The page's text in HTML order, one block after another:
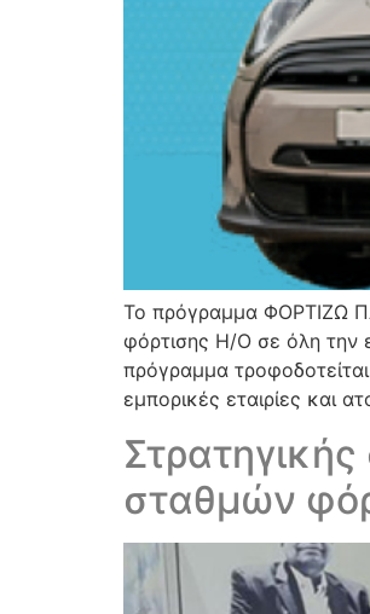
Το πρόγραμμα ΦΟΡΤΙΖΩ
φόρτισης Η/Ο σε όλη την
πρόγραμμα
εμπορικές εταιρίες και
σταθμών